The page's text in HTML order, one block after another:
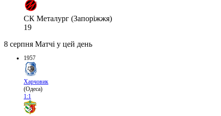
СК Металург (Запоріжжя)
19
8 серпня Матчі у цей день
1957
Харчовик
(Одеса)
1:1